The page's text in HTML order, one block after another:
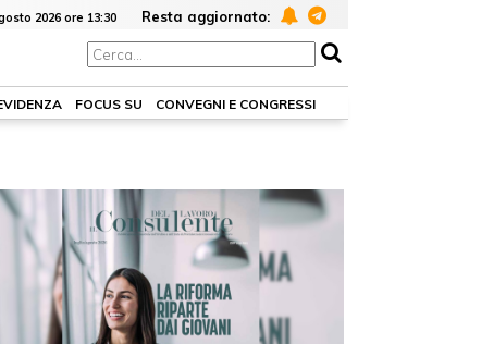
2026 ore 13:30 Resta aggiornato:
FOCUS SU CONVEGNI E CONGRESSI